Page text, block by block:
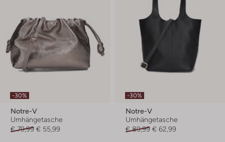
-30%
Notre-V
Umhängetasche
€ 79,99 € 55,99
-30%
Notre-V
Umhängetasche
€ 89,99 € 62,99